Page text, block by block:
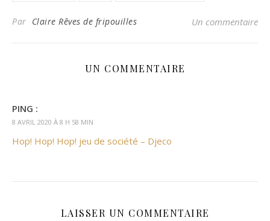
Par Claire Rêves de fripouilles Un commentaire
UN COMMENTAIRE
PING :
8 AVRIL 2020 À 8 H 58 MIN
Hop! Hop! Hop! jeu de société – Djeco
LAISSER UN COMMENTAIRE